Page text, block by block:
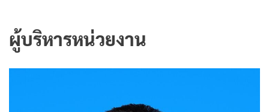
ผู้บริหารหน่วยงาน